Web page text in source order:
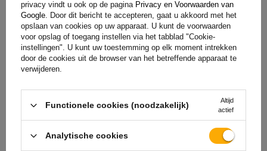
Levering
Stel uw vraag
Beoordelingen(0)
Laat uw mening achter
privacy vindt u ook op de pagina Privacy en Voorwaarden van
Google. Door dit bericht te accepteren, gaat u akkoord met het
opslaan van cookies op uw apparaat. U kunt de voorwaarden
voor opslag of toegang instellen via het tabblad "Cookie-
instellingen". U kunt uw toestemming op elk moment intrekken
door de cookies uit de browser van het betreffende apparaat te
verwijderen.
Functionele cookies (noodzakelijk)
Altijd
actief
Analytische cookies